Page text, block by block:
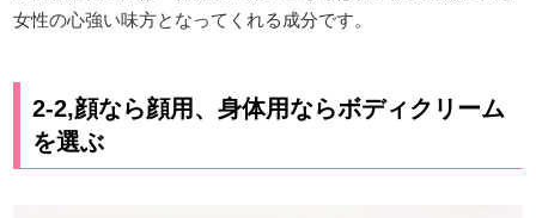
女性の心強い味方となってくれる成分です。
2-2,顔なら顔用、身体用ならボディクリーム
を選ぶ